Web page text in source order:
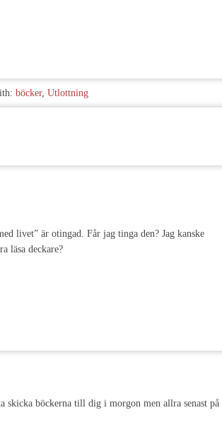
böcker, Utlottning
livet” är otingad. Får jag tinga den? Jag kanske
läsa deckare?
skicka böckerna till dig i morgon men allra senast på